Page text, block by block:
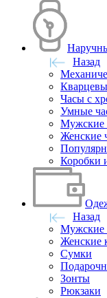
Назад
Часы с
Умные
Мужские
Женские
Коробки
Назад
Мужские
Женские
Сумки
Зонты
Рюкзаки